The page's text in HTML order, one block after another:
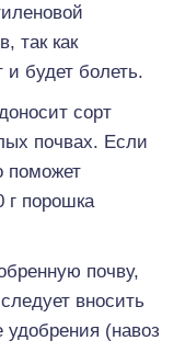
так как
и будет болеть.
сорт
почвах. Если
поможет
г порошка
почву,
вносить
удобрения (навоз